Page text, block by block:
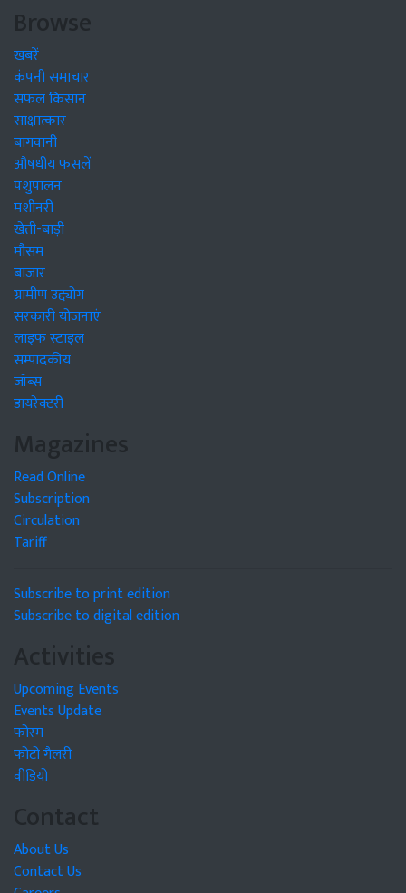
Browse
खबरें
कंपनी समाचार
सफल किसान
साक्षात्कार
बागवानी
औषधीय फसलें
पशुपालन
मशीनरी
खेती-बाड़ी
मौसम
बाजार
ग्रामीण उद्द्योग
सरकारी योजनाएं
लाइफ स्टाइल
सम्पादकीय
जॉब्स
डायरेक्टरी
Magazines
Read Online
Subscription
Circulation
Tariff
Subscribe to print edition
Subscribe to digital edition
Activities
Upcoming Events
Events Update
फोरम
फोटो गैलरी
वीडियो
Contact
About Us
Contact Us